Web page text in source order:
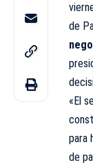
de
«El
para
de